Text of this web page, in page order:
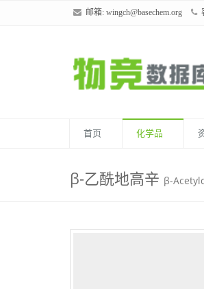
邮箱: wingch@basechem.org
首页 化学品
β-乙酰地高辛 β-